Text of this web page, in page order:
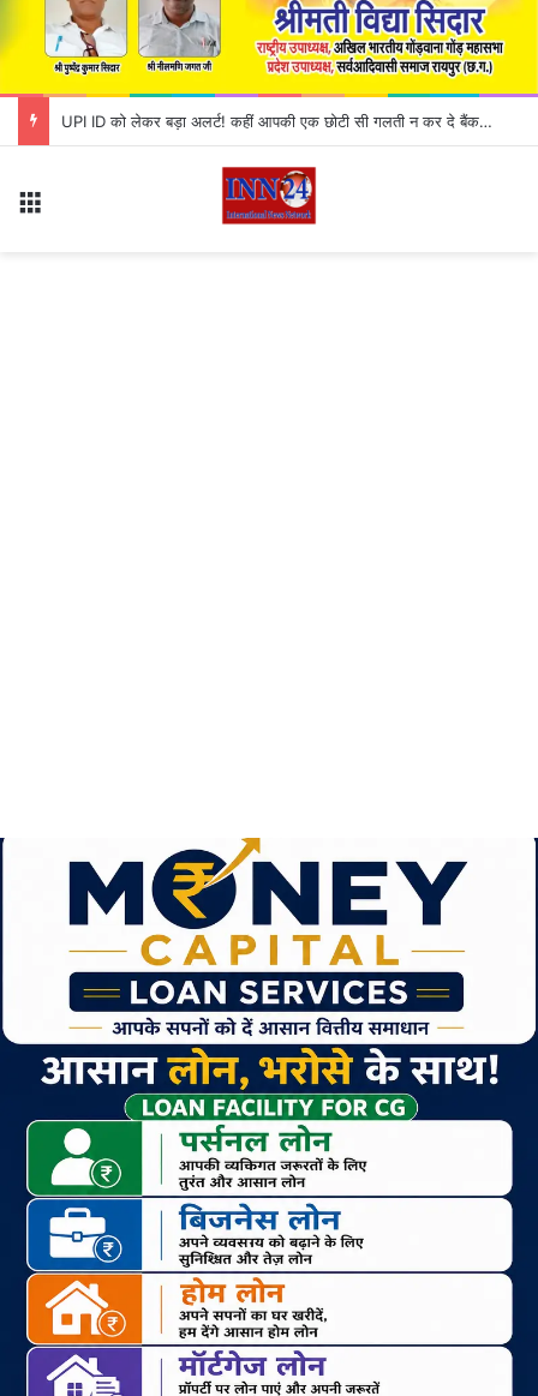
UPI ID को लेकर बड़ा अलर्ट! कहीं आपकी एक छोटी सी गलती न कर दे बैंक अकाउंट खाली